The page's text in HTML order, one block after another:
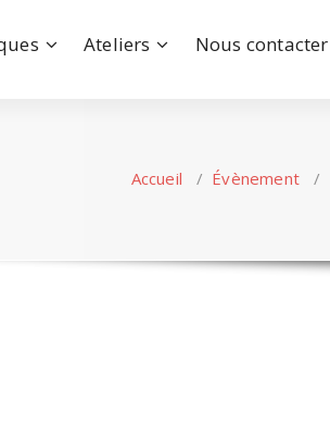
Ateliers Nous contacter
Accueil / Évènement/